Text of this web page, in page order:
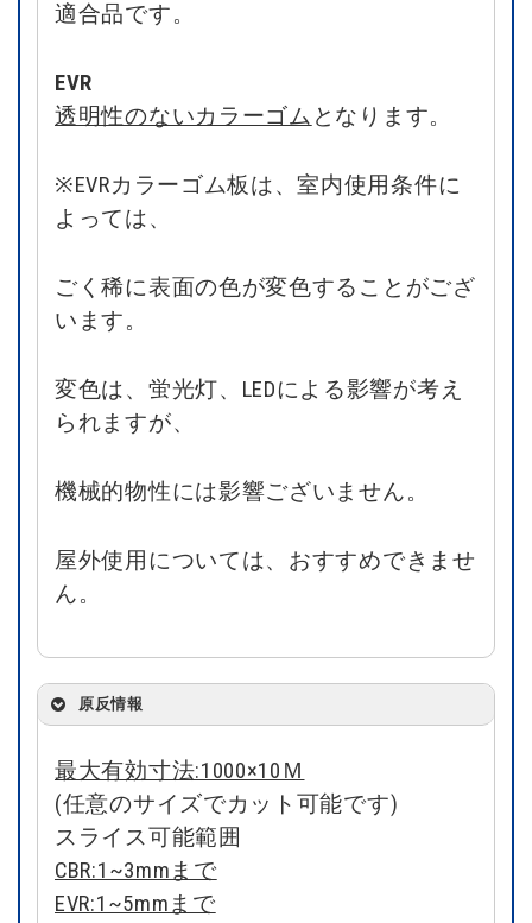
適合品です。
EVR
透明性のないカラーゴム となります。
※EVRカラーゴム板は、室内使用条件に
よっては、
ごく稀に表面の色が変色することがござ
います。
変色は、蛍光灯、LEDによる影響が考え
られますが、
機械的物性には影響ございません。
屋外使用については、おすすめできませ
ん。
原反情報
最大有効寸法:1000×10Ｍ
(任意のサイズでカット可能です)
スライス可能範囲
CBR:1~3mmまで
EVR:1~5mmまで